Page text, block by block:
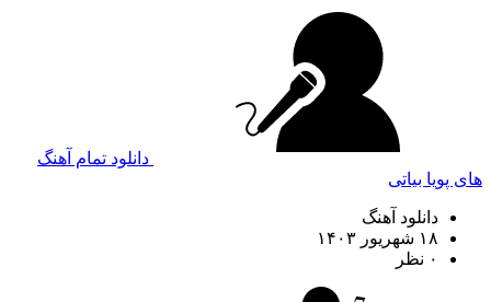
دانلود تمام آهنگ
های پویا بیاتی
دانلود آهنگ
۱۸ شهریور ۱۴۰۳
۰ نظر